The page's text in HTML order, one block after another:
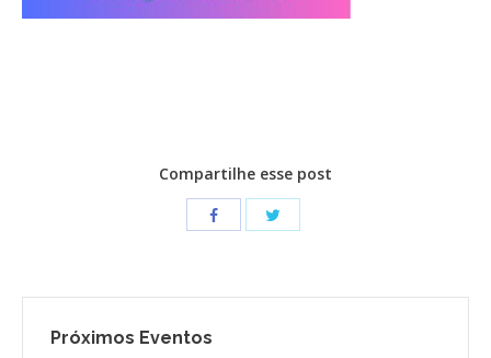
Compartilhe esse post
Próximos Eventos